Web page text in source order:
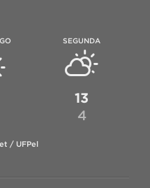
SEGUNDA
13
4
/ UFPel